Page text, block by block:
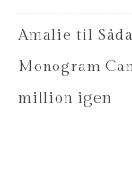
Amalie til
Monogram
million igen